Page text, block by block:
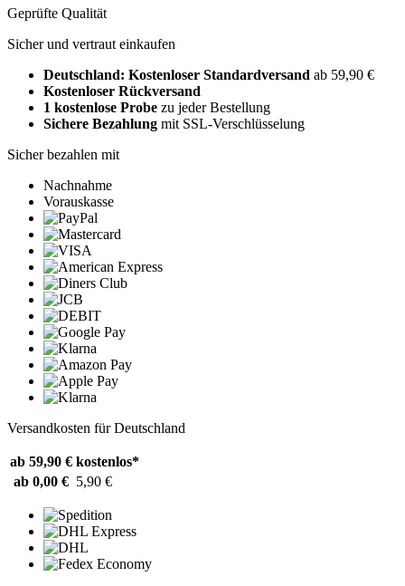
Geprüfte Qualität
Sicher und vertraut einkaufen
Deutschland: Kostenloser Standardversand ab 59,90 €
Kostenloser Rückversand
1 kostenlose Probe zu jeder Bestellung
Sichere Bezahlung mit SSL-Verschlüsselung
Sicher bezahlen mit
Nachnahme
Vorauskasse
Versandkosten für Deutschland
ab 59,90 € kostenlos*
ab 0,00 € 5,90 €